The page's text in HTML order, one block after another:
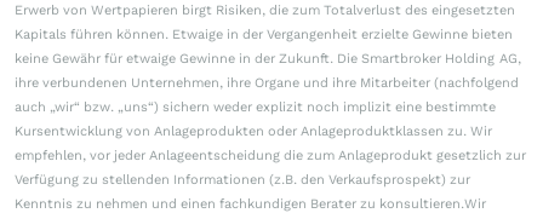
Erwerb von Wertpapieren birgt Risiken, die zum Totalverlust des eingesetzten
Kapitals führen können. Etwaige in der Vergangenheit erzielte Gewinne bieten
keine Gewähr für etwaige Gewinne in der Zukunft. Die Smartbroker Holding AG,
ihre verbundenen Unternehmen, ihre Organe und ihre Mitarbeiter (nachfolgend
auch „wir“ bzw. „uns“) sichern weder explizit noch implizit eine bestimmte
Kursentwicklung von Anlageprodukten oder Anlageproduktklassen zu. Wir
empfehlen, vor jeder Anlageentscheidung die zum Anlageprodukt gesetzlich zur
Verfügung zu stellenden Informationen (z.B. den Verkaufsprospekt) zur
Kenntnis zu nehmen und einen fachkundigen Berater zu konsultieren.Wir